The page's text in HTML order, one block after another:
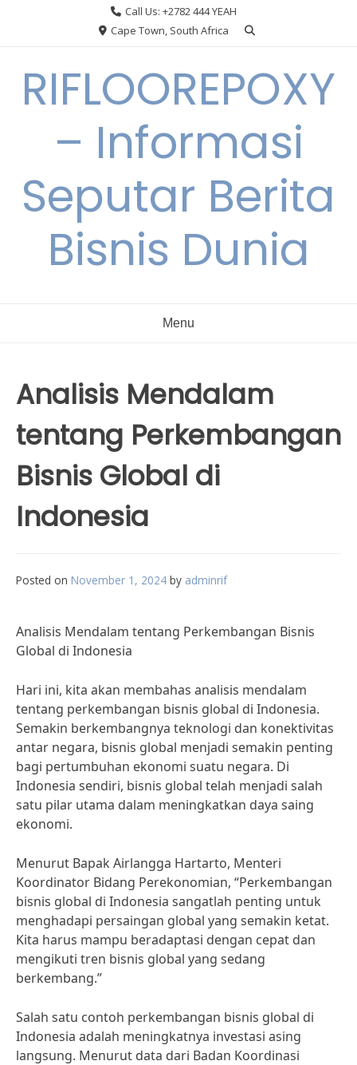
Call Us: +2782 444 YEAH
Cape Town, South Africa
RIFLOOREPOXY
– Informasi
Seputar Berita
Bisnis Dunia
Menu
Analisis Mendalam
tentang Perkembangan
Bisnis Global di
Indonesia
Posted on November 1, 2024 by adminrif
Analisis Mendalam tentang Perkembangan Bisnis
Global di Indonesia
Hari ini, kita akan membahas analisis mendalam
tentang perkembangan bisnis global di Indonesia.
Semakin berkembangnya teknologi dan konektivitas
antar negara, bisnis global menjadi semakin penting
bagi pertumbuhan ekonomi suatu negara. Di
Indonesia sendiri, bisnis global telah menjadi salah
satu pilar utama dalam meningkatkan daya saing
ekonomi.
Menurut Bapak Airlangga Hartarto, Menteri
Koordinator Bidang Perekonomian, “Perkembangan
bisnis global di Indonesia sangatlah penting untuk
menghadapi persaingan global yang semakin ketat.
Kita harus mampu beradaptasi dengan cepat dan
mengikuti tren bisnis global yang sedang
berkembang.”
Salah satu contoh perkembangan bisnis global di
Indonesia adalah meningkatnya investasi asing
langsung. Menurut data dari Badan Koordinasi